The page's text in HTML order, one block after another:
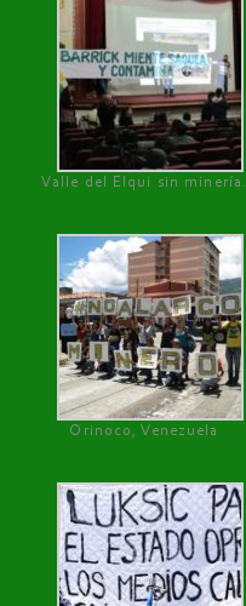
Valle del Elqui sin minería.
Orinoco, Venezuela